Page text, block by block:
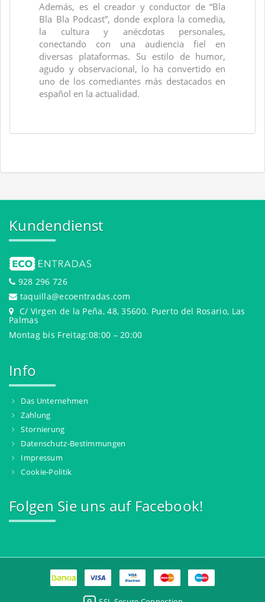
Además, es el creador y conductor de “Bla
Bla Bla Podcast”, donde explora la comedia,
la cultura y anécdotas personales,
conectando con una audiencia fiel en
diversas plataformas. Su estilo de humor,
agudo y observacional, lo ha convertido en
uno de los comediantes más destacados en
español en la actualidad.
Kundendienst
928 296 726
taquilla@ecoentradas.com
C/ Virgen de la Peña, 48, 35600. Puerto del Rosario, Las
Palmas
Montag bis Freitag:08:00 – 20:00
Info
Das Unternehmen
Zahlung
Stornierung
Datenschutz-Bestimmungen
Impressum
Cookie-Politik
Folgen Sie uns auf Facebook!